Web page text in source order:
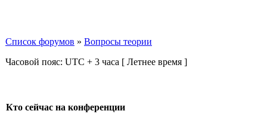
Список форумов » Вопросы теории
Часовой пояс: UTC + 3 часа [ Летнее время ]
Кто сейчас на конференции